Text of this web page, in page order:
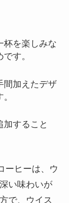
杯を楽しみな
す。
間加えたデザ
加すること
ーヒーは、ウ
い味わいが
で、ウイス